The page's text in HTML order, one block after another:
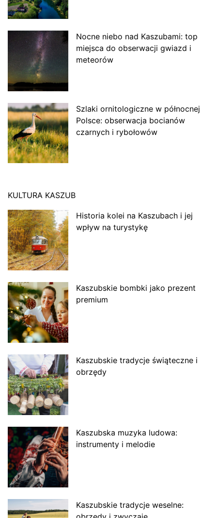
Nocne niebo nad Kaszubami: top
miejsca do obserwacji gwiazd i
meteorów
Szlaki ornitologiczne w północnej
Polsce: obserwacja bocianów
czarnych i rybołowów
KULTURA KASZUB
Historia kolei na Kaszubach i jej
wpływ na turystykę
Kaszubskie bombki jako prezent
premium
Kaszubskie tradycje świąteczne i
obrzędy
Kaszubska muzyka ludowa:
instrumenty i melodie
Kaszubskie tradycje weselne: